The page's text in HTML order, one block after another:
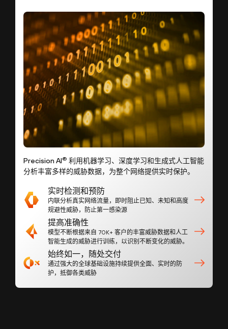
Precision AI® 利用机器学习、深度学习和生成式人工智能
分析丰富多样的威胁数据，为整个网络提供实时保护。
实时检测和预防
内联分析真实网络流量，即时阻止已知、未知和高度
规避性威胁，防止第一感染源
提高准确性
模型不断根据来自 70K+ 客户的丰富威胁数据和人工
智能生成的威胁进行训练，以识别不断变化的威胁。
始终如一，随处交付
通过强大的全球基础设施持续提供全面、实时的防
护，抵御各类威胁